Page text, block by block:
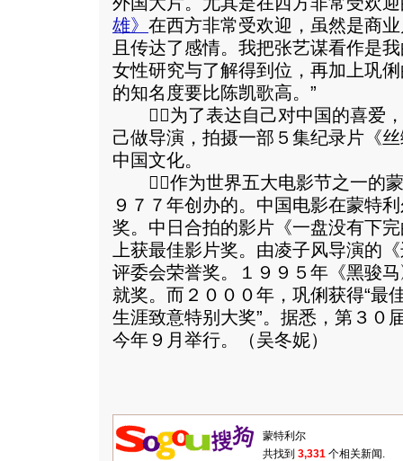
雄》 在西方非常受欢迎，虽然是商
且传达了感情。我把张艺谋看作是
女性研究与了解得到位，再加上巩
的知名度要比陈凯歌高。”
为了表达自己对中国的喜爱，
己做导演，拍摄一部５集纪录片《
中国文化。
作为世界五大电影节之一的蒙
９７７年创办的。中国电影在蒙特
奖。中日合拍的影片《一盘没有下
上获最佳影片奖。由凌子风导演的
评委会荣誉奖。１９９５年《黑骏
就奖。而２０００年，巩俐获得“最
生涯致意特别大奖”。据悉，第３０
今年９月举行。（吴冬妮）
共找到 3,331 个相关新闻.